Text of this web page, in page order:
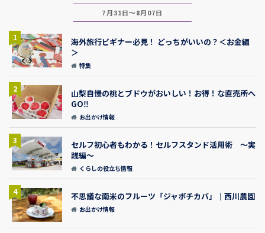
7月31日～8月07日
1
海外旅行ビギナー必見！ どっちがいいの？＜お金編
＞
特集
2
山梨自慢の桃とブドウがおいしい！お得！な直売所へ
GO‼
お出かけ情報
3
セルフ初心者もわかる！セルフスタンド活用術 ～実
践編～
くらしの役立ち情報
4 不思議な南米のフルーツ「ジャボチカバ」｜西川農園
お出かけ情報